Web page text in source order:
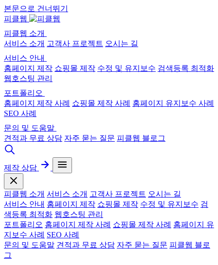
본문으로 건너뛰기
피클웹
피클웹 소개
서비스 소개 고객사 프로젝트 오시는 길
서비스 안내
홈페이지 제작 쇼핑몰 제작 수정 및 유지보수 검색등록 최적화
웹호스팅 관리
포트폴리오
홈페이지 제작 사례 쇼핑몰 제작 사례 홈페이지 유지보수 사례
SEO 사례
문의 및 도움말
견적과 무료 상담 자주 묻는 질문 피클웹 블로그
제작 상담
피클웹 소개 서비스 소개 고객사 프로젝트 오시는 길
서비스 안내 홈페이지 제작 쇼핑몰 제작 수정 및 유지보수 검
색등록 최적화 웹호스팅 관리
포트폴리오 홈페이지 제작 사례 쇼핑몰 제작 사례 홈페이지 유
지보수 사례 SEO 사례
문의 및 도움말 견적과 무료 상담 자주 묻는 질문 피클웹 블로
그